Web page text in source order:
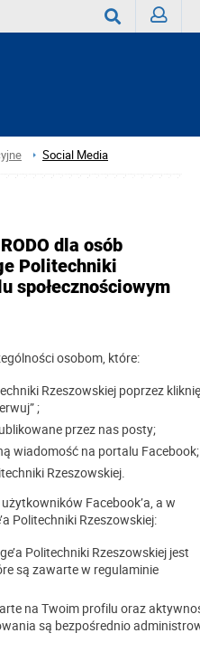
Social Media
dla osób
Politechniki
społecznościowym
osobom, które:
Rzeszowskiej poprzez
;
przez nas posty;
wiadomość na portalu Facebook;
Rzeszowskiej.
Facebook’a, a w
Politechniki Rzeszowskiej:
Politechniki Rzeszowskiej jest
są zawarte w regulaminie
na Twoim profilu oraz
są bezpośrednio